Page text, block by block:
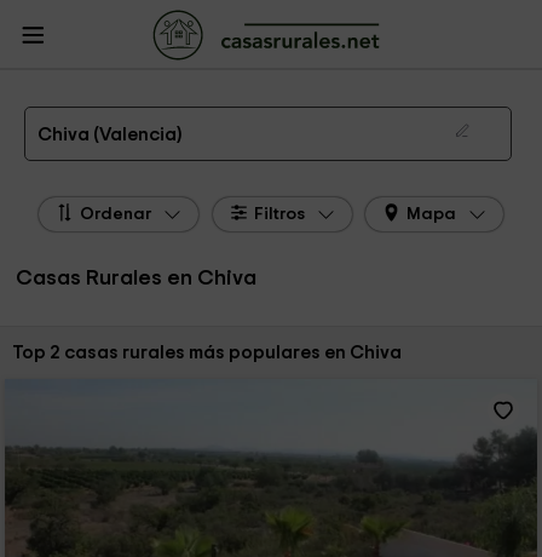
Casas Rurales
Casas Rurales Valencia
Casas Rurales Chiva
Las 2 mejores casas rurales en Chiva de 2026
Chiva (Valencia)
Ordenar Filtros Mapa
Casas Rurales en Chiva
Ordenar por:
Top 2 casas rurales más populares en Chiva